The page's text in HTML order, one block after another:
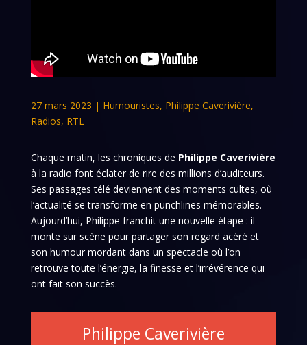
27 mars 2023 | Humouristes, Philippe Caverivière,
Radios, RTL
Chaque matin, les chroniques de Philippe Caverivière
à la radio font éclater de rire des millions d’auditeurs.
Ses passages télé deviennent des moments cultes, où
l’actualité se transforme en punchlines mémorables.
Aujourd’hui, Philippe franchit une nouvelle étape : il
monte sur scène pour partager son regard acéré et
son humour mordant dans un spectacle où l’on
retrouve toute l’énergie, la finesse et l’irrévérence qui
ont fait son succès.
Philippe Caverivière